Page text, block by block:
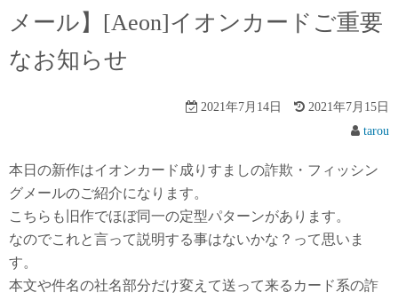
メール】[Aeon]イオンカードご重要
なお知らせ
2021年7月14日
2021年7月15日
tarou
本日の新作はイオンカード成りすましの詐欺・フィッシン
グメールのご紹介になります。
こちらも旧作でほぼ同一の定型パターンがあります。
なのでこれと言って説明する事はないかな？って思いま
す。
本文や件名の社名部分だけ変えて送って来るカード系の詐